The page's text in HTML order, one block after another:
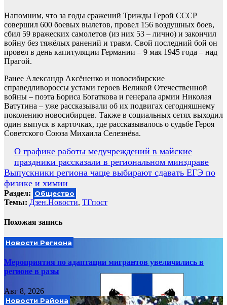
Напомним, что за годы сражений Трижды Герой СССР
совершил 600 боевых вылетов, провел 156 воздушных боев,
сбил 59 вражеских самолетов (из них 53 – лично) и закончил
войну без тяжёлых ранений и травм. Свой последний бой он
провел в день капитуляции Германии – 9 мая 1945 года – над
Прагой.
Ранее Александр Аксёненко и новосибирские
справедливороссы устами героев Великой Отечественной
войны – поэта Бориса Богаткова и генерала армии Николая
Ватутина – уже рассказывали об их подвигах сегодняшнему
поколению новосибирцев. Также в социальных сетях выходил
один выпуск в карточках, где рассказывалось о судьбе Героя
Советского Союза Михаила Селезнёва.
Навигация
по
записям
О графике работы медучреждений в майские
праздники рассказали в региональном минздраве
Выпускники региона чаще выбирают сдавать ЕГЭ по
физике и химии
Раздел: Общество
Темы: Дзен.Новости, ТГпост
Похожая запись
Новости Региона
Мероприятия по адаптации мигрантов увеличились в
регионе в разы
Авг 8, 2026
Новости Района